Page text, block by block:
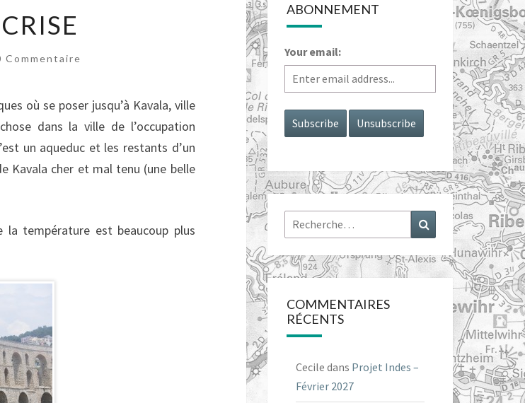
Commentaire
où se poser jusqu’à Kavala, ville
dans la ville de l’occupation
un aqueduc et les restants d’un
Kavala cher et mal tenu (une belle
température est beaucoup plus
ABONNEMENT
Your email:
Rechercher : Recherche
COMMENTAIRES
RÉCENTS
Cecile dans Projet Indes –
Février 2027